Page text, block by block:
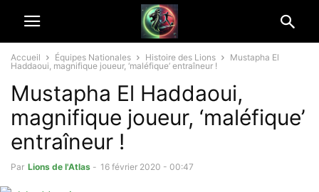
Accueil Équipes Nationales Histoire des Lions
Mustapha El
Haddaoui, magnifique joueur, ‘maléfique’ entraîneur !
Mustapha El Haddaoui,
magnifique joueur, ‘maléfique’
entraîneur !
Par Lions de l'Atlas - 16 février 2020 - 00:47